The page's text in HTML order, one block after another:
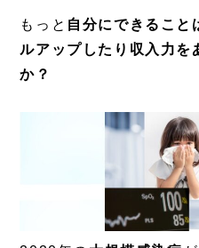
もっと 自分にできること
ルアップしたり収入力を
か？